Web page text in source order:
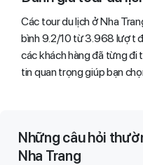
Các tour du lịch ở Nha
bình 9.2/10 từ 3.968 lượt
các khách hàng đã từng đi
tin quan trọng giúp bạn
Những câu hỏi
Nha Trang